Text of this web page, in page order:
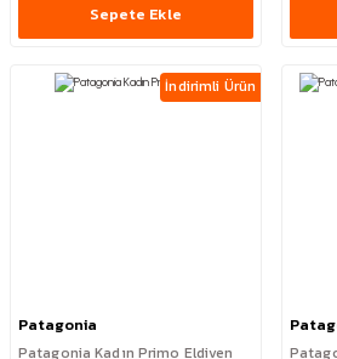
Sepete Ekle
İndirimli Ürün
Patagonia
Patagonia Kadın Primo Eldiven